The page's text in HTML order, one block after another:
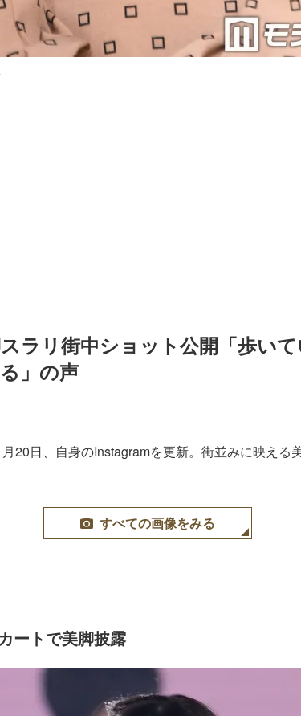
ラリ街中ショット公開「歩い
」の声
20日、自身のInstagramを更新。街並みに映える
すべての画像をみる
ートで美脚披露